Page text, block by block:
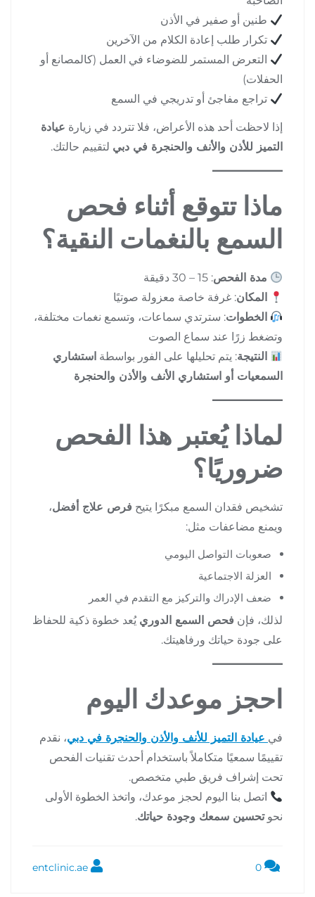
طنين أو صفير في الأذن
تكرار طلب إعادة الكلام من الآخرين
التعرض المستمر للضوضاء في العمل (كالمصانع أو
الحفلات)
تراجع مفاجئ أو تدريجي في السمع
إذا لاحظت أحد هذه الأعراض، فلا تتردد في زيارة عيادة
التميز للأذن والأنف والحنجرة في دبي لتقييم حالتك.
ماذا تتوقع أثناء فحص
السمع بالنغمات النقية؟
مدة الفحص: 15 – 30 دقيقة
المكان: غرفة خاصة معزولة صوتيًا
الخطوات: سترتدي سماعات، وتسمع نغمات مختلفة،
وتضغط زرًا عند سماع الصوت
النتيجة: يتم تحليلها على الفور بواسطة استشاري
السمعيات أو استشاري الأنف والأذن والحنجرة
لماذا يُعتبر هذا الفحص
ضروريًا؟
تشخيص فقدان السمع مبكرًا يتيح فرص علاج أفضل،
ويمنع مضاعفات مثل:
صعوبات التواصل اليومي
العزلة الاجتماعية
ضعف الإدراك والتركيز مع التقدم في العمر
لذلك، فإن فحص السمع الدوري يُعد خطوة ذكية للحفاظ
على جودة حياتك ورفاهيتك.
احجز موعدك اليوم
في عيادة التميز للأنف والأذن والحنجرة في دبي، نقدم
تقييمًا سمعيًا متكاملاً باستخدام أحدث تقنيات الفحص
تحت إشراف فريق طبي متخصص.
اتصل بنا اليوم لحجز موعدك، واتخذ الخطوة الأولى
نحوتحسين سمعك وجودة حياتك.